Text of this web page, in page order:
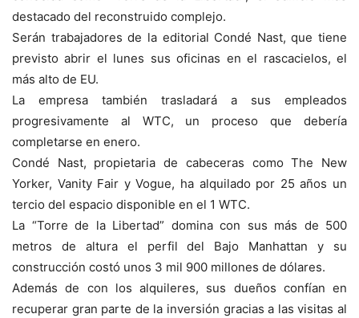
destacado del reconstruido complejo.
Serán trabajadores de la editorial Condé Nast, que tiene
previsto abrir el lunes sus oficinas en el rascacielos, el
más alto de EU.
La empresa también trasladará a sus empleados
progresivamente al WTC, un proceso que debería
completarse en enero.
Condé Nast, propietaria de cabeceras como The New
Yorker, Vanity Fair y Vogue, ha alquilado por 25 años un
tercio del espacio disponible en el 1 WTC.
La “Torre de la Libertad” domina con sus más de 500
metros de altura el perfil del Bajo Manhattan y su
construcción costó unos 3 mil 900 millones de dólares.
Además de con los alquileres, sus dueños confían en
recuperar gran parte de la inversión gracias a las visitas al